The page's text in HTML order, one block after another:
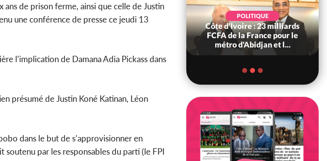
de prison ferme, ainsi que celle de Justin
une conférence de presse ce jeudi 13
l’implication de Damana Adia Pickass dans
présumé de Justin Koné Katinan, Léon
dans le but de s’approvisionner en
soutenu par les responsables du parti (le FPI
POLITIQUE
Côte d'Ivoire : Décrispation ?
POLITIQUE
Côte d'Ivoire : 23 milliards
FCFA de la France pour le
métro d'Abidjan et l...